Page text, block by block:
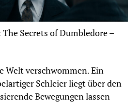
Secrets of Dumbledore –
Welt verschwommen. Ein
Schleier liegt über den
Bewegungen lassen